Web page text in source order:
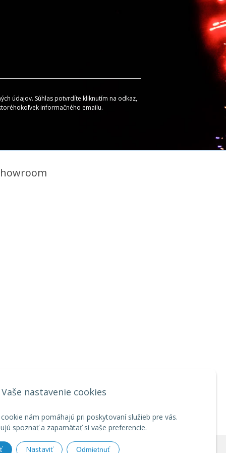
Vaše nastavenie cookies
nám pomáhajú pri poskytovaní služieb pre vás.
spoznať a zapamätať si vaše preferencie.
Nastaviť Odmietnuť
údajov. Súhlas potvrdíte kliknutím na odkaz,
informačného emailu.